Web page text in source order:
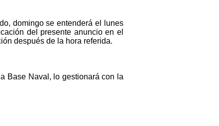
domingo se entenderá el lunes
del presente anuncio en el
después de la hora referida.
Base Naval, lo gestionará con la